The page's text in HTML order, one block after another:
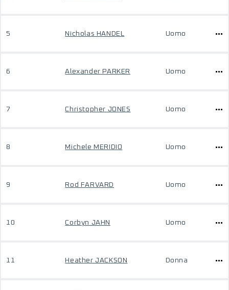
5 Nicholas HANDEL Uomo
6 Alexander PARKER Uomo
7 Christopher JONES Uomo
8 Michele MERIDIO Uomo
9 Rod FARVARD Uomo
10 Corbyn JAHN Uomo
11 Heather JACKSON Donna